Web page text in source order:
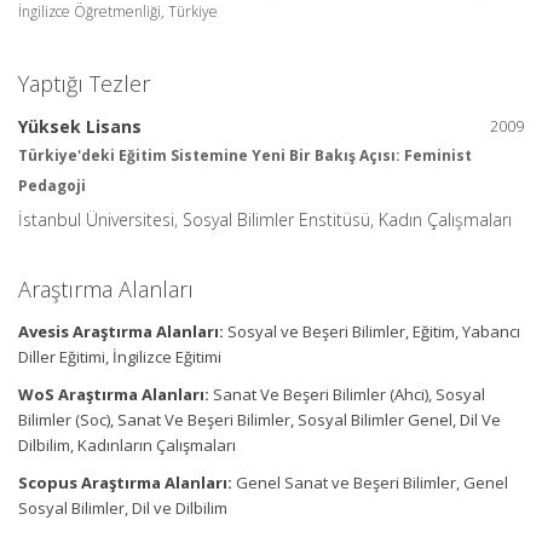
İngilizce Öğretmenliği, Türkiye
Yaptığı Tezler
2009
Yüksek Lisans
Türkiye'deki Eğitim Sistemine Yeni Bir Bakış Açısı: Feminist
Pedagoji
İstanbul Üniversitesi, Sosyal Bilimler Enstitüsü, Kadın Çalışmaları
Araştırma Alanları
Avesis Araştırma Alanları: Sosyal ve Beşeri Bilimler, Eğitim, Yabancı
Diller Eğitimi, İngilizce Eğitimi
WoS Araştırma Alanları: Sanat Ve Beşeri Bilimler (Ahci), Sosyal
Bilimler (Soc), Sanat Ve Beşeri Bilimler, Sosyal Bilimler Genel, Dil Ve
Dilbilim, Kadınların Çalışmaları
Scopus Araştırma Alanları: Genel Sanat ve Beşeri Bilimler, Genel
Sosyal Bilimler, Dil ve Dilbilim